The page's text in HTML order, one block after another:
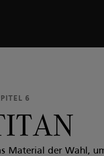
6
Material der Wahl,